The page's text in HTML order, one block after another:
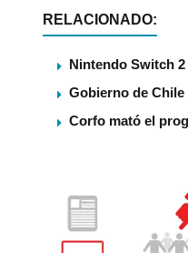
RELACIONADO:
Nintendo Switch
Gobierno de
Corfo mató el